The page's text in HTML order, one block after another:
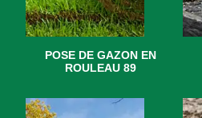
POSE DE GAZON EN
ROULEAU 89